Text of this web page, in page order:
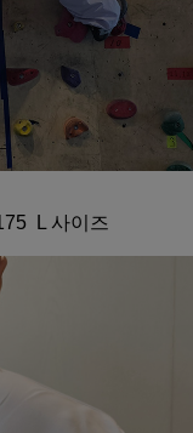
L 사이즈